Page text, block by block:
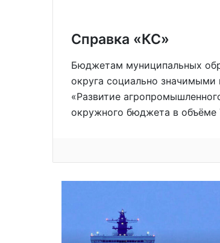
Справка «КС»
Бюджетам муниципальных
округа социально
«Развитие
окружного бюджета в объёме